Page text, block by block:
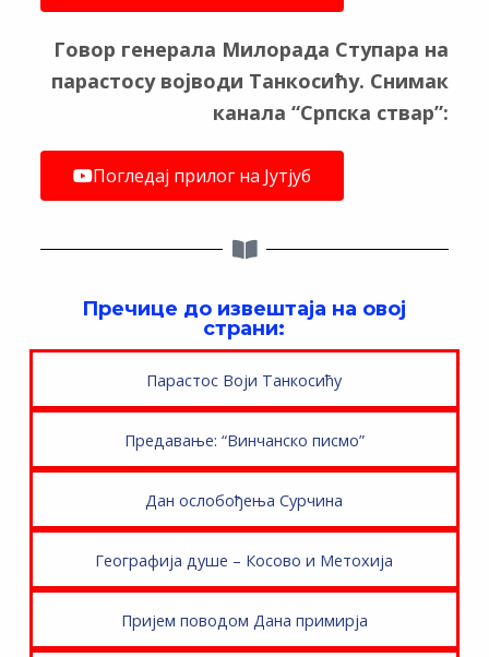
Говор генерала Милорада Ступара на
парастосу војводи Танкосићу. Снимак
канала “Српска ствар”:
Погледај прилог на Јутјуб
Пречице до извештаја на овој
страни:
Парастос Воји Танкосићу
Предавање: “Винчанско писмо”
Дан ослобођења Сурчина
Географија душе – Косово и Метохија
Пријем поводом Дана примирја